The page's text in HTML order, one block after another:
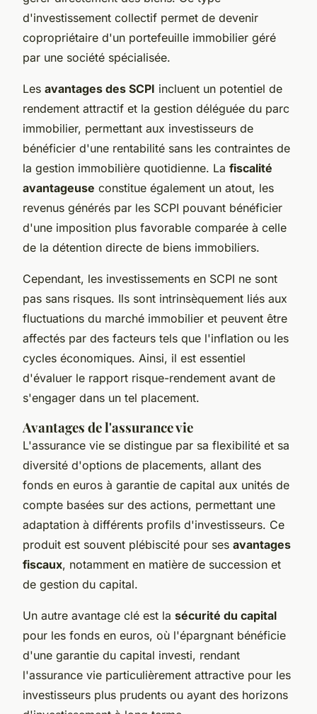
d'investissement collectif permet de devenir
copropriétaire d'un portefeuille immobilier géré
par une société spécialisée.
Les avantages des SCPI incluent un potentiel de
rendement attractif et la gestion déléguée du parc
immobilier, permettant aux investisseurs de
bénéficier d'une rentabilité sans les contraintes de
la gestion immobilière quotidienne. La fiscalité
avantageuse constitue également un atout, les
revenus générés par les SCPI pouvant bénéficier
d'une imposition plus favorable comparée à celle
de la détention directe de biens immobiliers.
Cependant, les investissements en SCPI ne sont
pas sans risques. Ils sont intrinsèquement liés aux
fluctuations du marché immobilier et peuvent être
affectés par des facteurs tels que l'inflation ou les
cycles économiques. Ainsi, il est essentiel
d'évaluer le rapport risque-rendement avant de
s'engager dans un tel placement.
Avantages de l'assurance vie
L'assurance vie se distingue par sa flexibilité et sa
diversité d'options de placements, allant des
fonds en euros à garantie de capital aux unités de
compte basées sur des actions, permettant une
adaptation à différents profils d'investisseurs. Ce
produit est souvent plébiscité pour ses avantages
fiscaux, notamment en matière de succession et
de gestion du capital.
Un autre avantage clé est la sécurité du capital
pour les fonds en euros, où l'épargnant bénéficie
d'une garantie du capital investi, rendant
l'assurance vie particulièrement attractive pour les
investisseurs plus prudents ou ayant des horizons